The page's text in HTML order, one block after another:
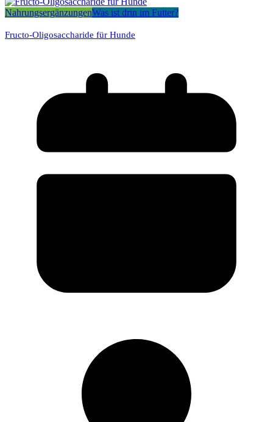
NahrungsergänzungenWas ist drin im Futter?
Fructo-Oligosaccharide für Hunde